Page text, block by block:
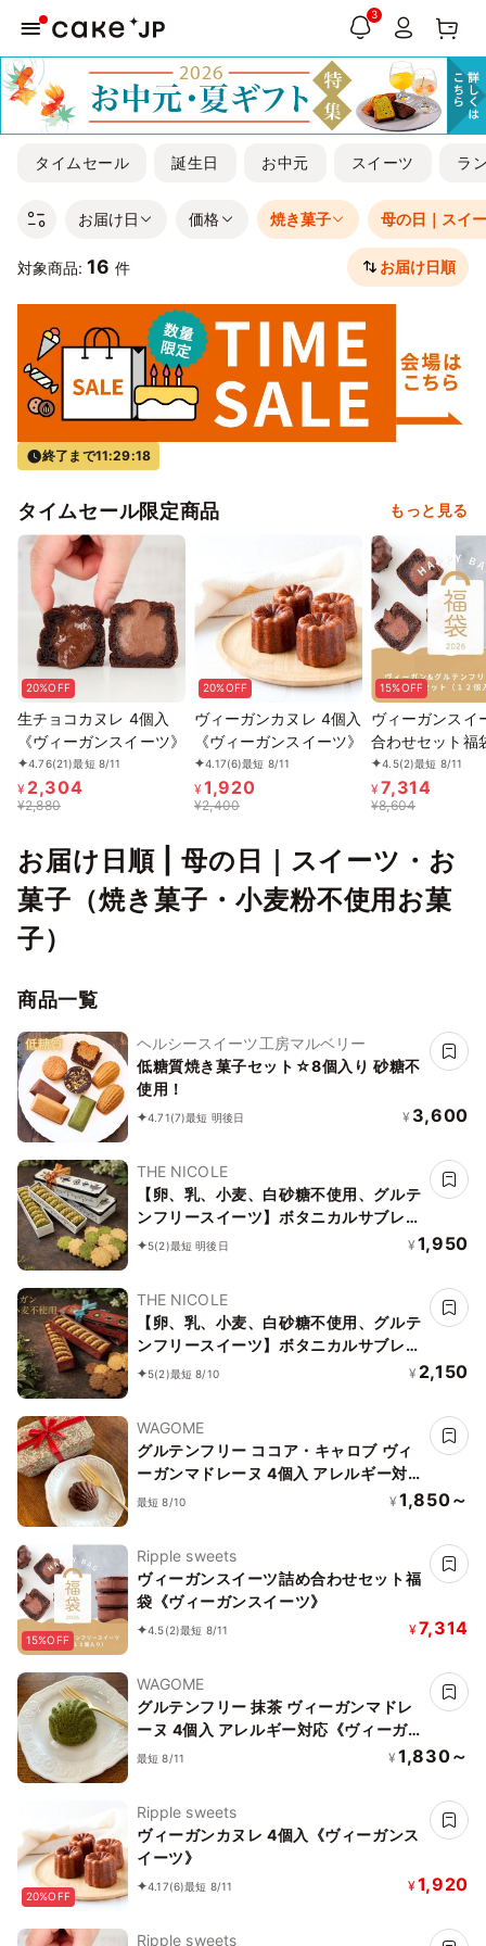
3
タイムセール 誕生日 お中元 スイーツ ラ
お届け日 価格 焼き菓子 母の日｜スイ
対象商品: 16 件 お届け日順
終了まで11:29:17
タイムセール限定商品 もっと見る
20%OFF
生チョコカヌレ 4個入
《ヴィーガンスイーツ》
4.76(21)最短 8/11
¥ 2,304
¥2,880
20%OFF
ヴィーガンカヌレ 4個入
《ヴィーガンスイーツ》
4.17(6)最短 8/11
¥1,920
¥2,400
15%OFF
ヴィーガンスイ
合わせセット福
ーガンスイーツ
4.5(2)最短 8/11
¥7,314
¥8,604
お届け日順 | 母の日｜スイーツ・お
菓子（焼き菓子・小麦粉不使用お菓
子）
商品一覧
ヘルシースイーツ工房マルベリー
低糖質焼き菓子セット☆8個入り 砂糖不
使用！
4.71(7)最短 明後日 ¥ 3,600
THE NICOLE
【卵、乳、小麦、白砂糖不使用、グルテ
ンフリースイーツ】ボタニカルサブレ
京抹茶、黒糖バニラサブレ缶 2種アソー
5(2)最短 明後日 ¥ 1,950
THE NICOLE
【卵、乳、小麦、白砂糖不使用、グルテ
ンフリースイーツ】ボタニカルサブレ
カカオ、黒糖バニラサブレ缶 2種アソー
5(2)最短 8/10 ¥ 2,150
WAGOME
グルテンフリー ココア・キャロブ ヴィ
ーガンマドレーヌ 4個入 アレルギー対
応《ヴィーガンスイーツ》《グルテンフ
最短 8/10 ¥ 1,850～
15%OFF
Ripple sweets
ヴィーガンスイーツ詰め合わせセット福
袋《ヴィーガンスイーツ》
4.5(2)最短 8/11 ¥7,314
WAGOME
グルテンフリー 抹茶 ヴィーガンマドレ
ーヌ 4個入 アレルギー対応《ヴィーガ
ンスイーツ》《グルテンフリー》
最短 8/11 ¥ 1,830～
20%OFF
Ripple sweets
ヴィーガンカヌレ 4個入《ヴィーガンス
イーツ》
4.17(6)最短 8/11 ¥1,920
Ripple sweets